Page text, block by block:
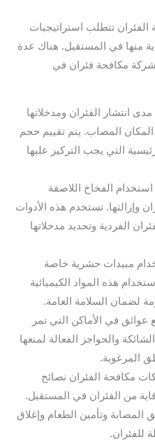
تتطلب استراتيجيات
منها في المستقبل. هناك عدة
مكافحة فئران في
مدى انتشار الفئران ومدخلاتها
المكان المصاب. يتم تقييم حجم
التي يجب التركيز عليها
الفخاخ اللاصقة
وإزالتها. تستخدم هذه الأدوات
الفردية وتحديد مدخلاتها
مبيدات حشرية خاصة
هذه المواد الكيميائية
لضمان السلامة العامة.
عوائق في الأماكن التي تمر
والحواجز الفعالة لمنعها
المرغوبة.
مكافحة الفئران نصائح
من الفئران في المستقبل.
وتأمين الطعام وإغلاق
للفئران.